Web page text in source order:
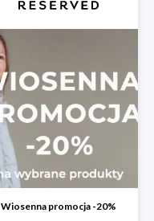
Wiosenna promocja -20%